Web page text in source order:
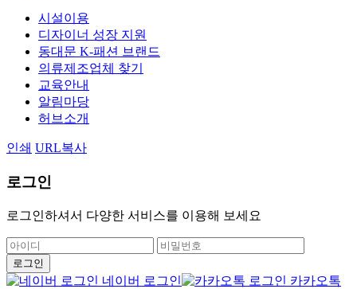
시설이용
디자이너 성장 지원
동대문 K-패션 브랜드
의류제조업체 찾기
교육안내
알림마당
허브소개
인쇄 URL복사
로그인
로그인하셔서 다양한 서비스를 이용해 보세요
네이버 로그인
카카오톡